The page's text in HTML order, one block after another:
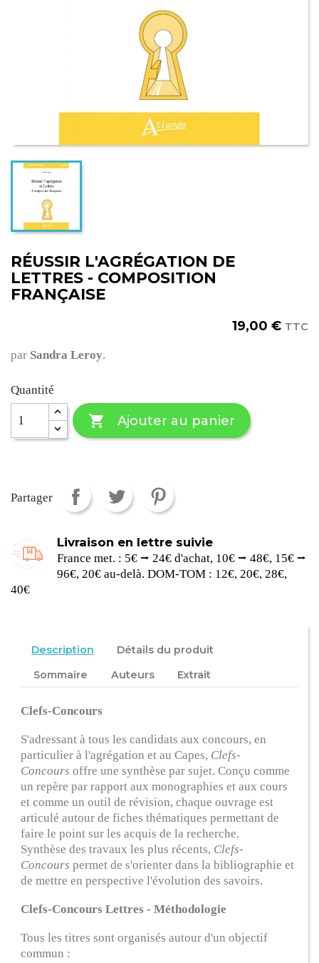
RÉUSSIR L'AGRÉGATION DE
LETTRES - COMPOSITION
FRANÇAISE
19,00 € TTC
par Sandra Leroy.
Quantité
 Ajouter au panier
Partager
Livraison en lettre suivie
France met. : 5€ ⭢ 24€ d'achat, 10€ ⭢ 48€, 15€ ⭢
96€, 20€ au-delà. DOM-TOM : 12€, 20€, 28€,
40€
Description
Détails du produit
Sommaire
Auteurs Extrait
Clefs-Concours
S'adressant à tous les candidats aux concours, en
particulier à l'agrégation et au Capes, Clefs-
Concoursoffre une synthèse par sujet. Conçu comme
un repère par rapport aux monographies et aux cours
et comme un outil de révision, chaque ouvrage est
articulé autour de fiches thématiques permettant de
faire le point sur les acquis de la recherche.
Synthèse des travaux les plus récents, Clefs-
Concours permet de s'orienter dans la bibliographie et
de mettre en perspective l'évolution des savoirs.
Clefs-Concours Lettres - Méthodologie
Tous les titres sont organisés autour d'un objectif
commun :